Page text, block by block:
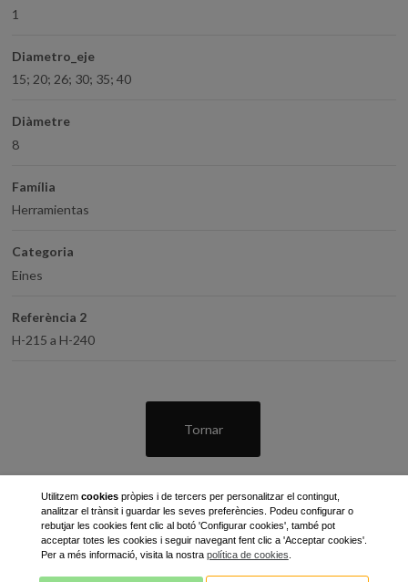
1
Diametro_eje
15; 20; 26; 30; 35; 40
Diàmetre
8
Família
Herramientas
Categoria
Eines
Referència 2
H-215 a H-240
Tornar
C / Gran Bretanya, 7 - Pol. Ind. Pla de Llerona
Utilitzem cookiespròpies i de tercers per personalitzar el contingut,
analitzar el trànsit i guardar les seves preferències. Podeu configurar o
rebutjar les cookies fent clic al botó 'Configurar cookies', també pot
acceptar totes les cookies i seguir navegant fent clic a 'Acceptar cookies'.
Per a més informació, visita la nostra política de cookies